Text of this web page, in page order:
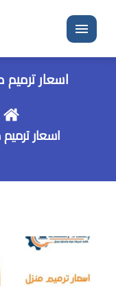
القائمة
اسعار ترميم منزل
اسعار ترميم